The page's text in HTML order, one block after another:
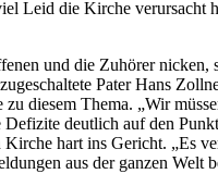
Leid die Kirche verursacht
und die Zuhörer nicken,
Pater Hans
zu diesem Thema. „Wir
Defizite deutlich auf den
hart ins Gericht. „Es
aus der ganzen Welt